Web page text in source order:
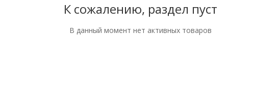
К сожалению, раздел пуст
В данный момент нет активных товаров